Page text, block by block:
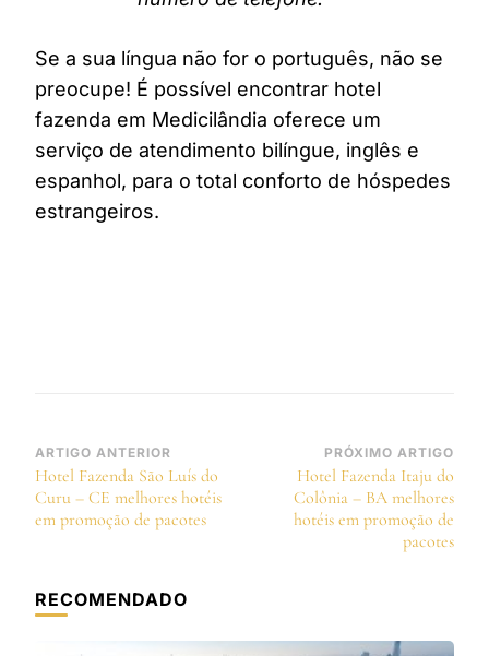
Se a sua língua não for o português, não se
preocupe! É possível encontrar hotel
fazenda em Medicilândia oferece um
serviço de atendimento bilíngue, inglês e
espanhol, para o total conforto de hóspedes
estrangeiros.
Navegação
de
post
ARTIGO ANTERIOR
Hotel Fazenda São Luís do
Curu – CE melhores hotéis
em promoção de pacotes
PRÓXIMO ARTIGO
Hotel Fazenda Itaju do
Colônia – BA melhores
hotéis em promoção de
pacotes
RECOMENDADO